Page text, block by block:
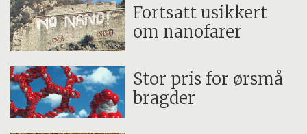
Fortsatt usikkert
om nanofarer
Stor pris for ørsmå
bragder